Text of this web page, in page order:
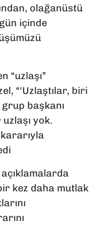
olağanüstü
içinde
“uzlaşı”
“'Uzlaştılar, biri
başkanı
yok.
kararıyla
kez daha mutlak